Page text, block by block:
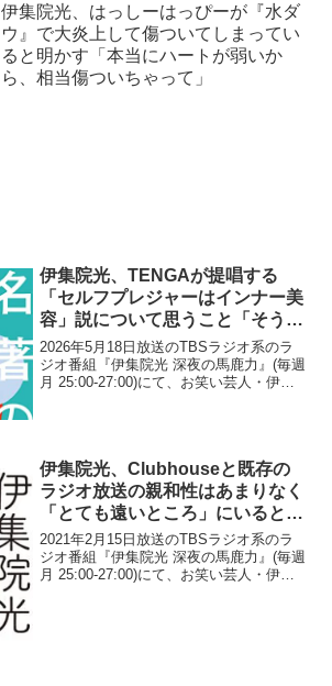
伊集院光、はっしーはっぴーが『水ダ
ウ』で大炎上して傷ついてしまってい
ると明かす「本当にハートが弱いか
ら、相当傷ついちゃって」
伊集院光、TENGAが提唱する
「セルフプレジャーはインナー美
容」説について思うこと「そうい
う人って少なからず昔もいたよ
ね」
2026年5月18日放送のTBSラジオ系のラ
ジオ番組『伊集院光 深夜の馬鹿力』(毎週
月 25:00-27:00)にて、お笑い芸人・伊集
伊集院光、Clubhouseと既存の
ラジオ放送の親和性はあまりなく
「とても遠いところ」にいると指
摘「Androidは見れないとか、招
待されてないと見れないみたいな
やつは」
2021年2月15日放送のTBSラジオ系のラ
ジオ番組『伊集院光 深夜の馬鹿力』(毎週
月 25:00-27:00)にて、お笑い芸人・伊集